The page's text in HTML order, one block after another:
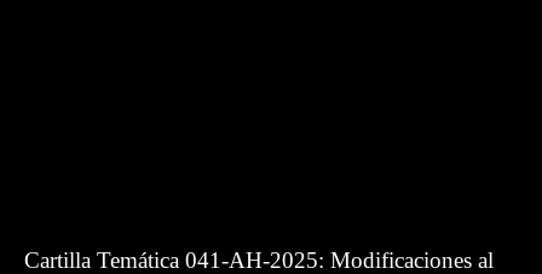
Cartilla Temática 041-AH-2025: Modificaciones al